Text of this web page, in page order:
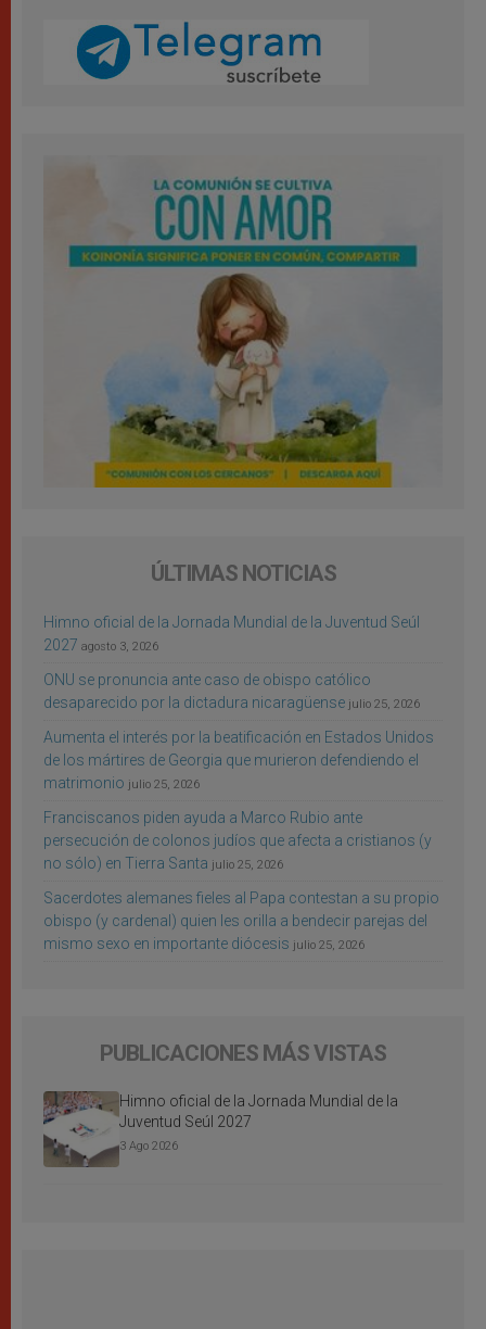
ÚLTIMAS NOTICIAS
Himno oficial de la Jornada Mundial de la Juventud Seúl
2027 agosto 3, 2026
ONU se pronuncia ante caso de obispo católico
desaparecido por la dictadura nicaragüense julio 25, 2026
Aumenta el interés por la beatificación en Estados Unidos
de los mártires de Georgia que murieron defendiendo el
matrimonio julio 25, 2026
Franciscanos piden ayuda a Marco Rubio ante
persecución de colonos judíos que afecta a cristianos (y
no sólo) en Tierra Santa julio 25, 2026
Sacerdotes alemanes fieles al Papa contestan a su propio
obispo (y cardenal) quien les orilla a bendecir parejas del
mismo sexo en importante diócesis julio 25, 2026
PUBLICACIONES MÁS VISTAS
Himno oficial de la Jornada Mundial de la
Juventud Seúl 2027
3 Ago 2026